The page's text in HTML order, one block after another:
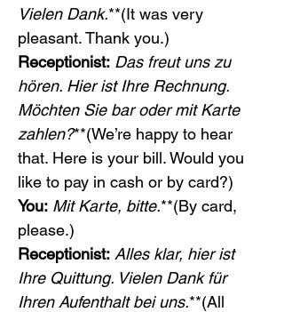
Vielen Dank.**(It was very
pleasant. Thank you.)
Receptionist: Das freut uns zu
hören. Hier ist Ihre Rechnung.
Möchten Sie bar oder mit Karte
zahlen?**(We’re happy to hear
that. Here is your bill. Would you
like to pay in cash or by card?)
You: Mit Karte, bitte.**(By card,
please.)
Receptionist: Alles klar, hier ist
Ihre Quittung. Vielen Dank für
Ihren Aufenthalt bei uns.**(All